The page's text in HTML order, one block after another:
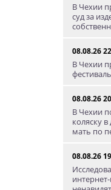
В Чехии
суд за
08.08.26
В Чехии
08.08.26
В Чехии
коляску
мать по
08.08.26